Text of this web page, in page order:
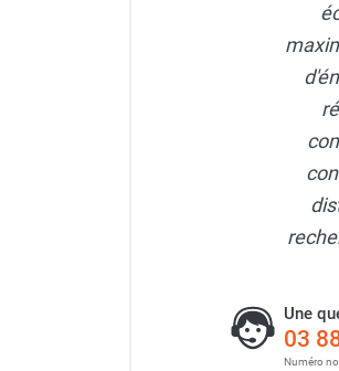
Chauffe terrasse aux pellets
Chauffage radiant
Chauffage Infrarouge
Lustre infrarouge
Réglette et cassette
Chauffage radiant tube
Une
03
Numéro